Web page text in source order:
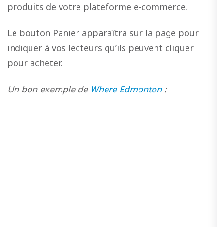
produits de votre plateforme e-commerce.
Le bouton Panier apparaîtra sur la page pour
indiquer à vos lecteurs qu’ils peuvent cliquer
pour acheter.
Un bon exemple de Where Edmonton: